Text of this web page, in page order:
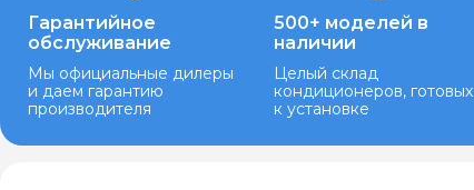
Гарантийное
обслуживание
Мы официальные дилеры
и даем гарантию
производителя
500+ моделей в
наличии
Целый склад
кондиционеров, готовых
к установке